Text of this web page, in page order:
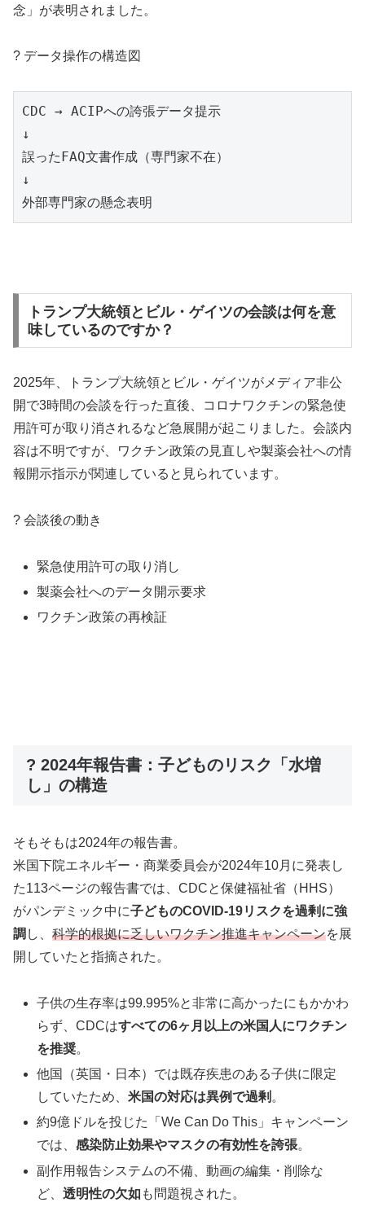
念」が表明されました。
? データ操作の構造図
CDC → ACIPへの誇張データ提示
↓
誤ったFAQ文書作成（専門家不在）
↓
トランプ大統領とビル・ゲイツの会談は何を意
味しているのですか？
2025年、トランプ大統領とビル・ゲイツがメディア非公
開で3時間の会談を行った直後、コロナワクチンの緊急使
用許可が取り消されるなど急展開が起こりました。会談内
容は不明ですが、ワクチン政策の見直しや製薬会社への情
報開示指示が関連していると見られています。
? 会談後の動き
緊急使用許可の取り消し
製薬会社へのデータ開示要求
ワクチン政策の再検証
? 2024年報告書：子どものリスク「水増
し」の構造
そもそもは2024年の報告書。
米国下院エネルギー・商業委員会が2024年10月に発表し
た113ページの報告書では、CDCと保健福祉省（HHS）
がパンデミック中に子どものCOVID-19リスクを過剰に強
調 し、 科学的根拠に乏しいワクチン推進キャンペーンを展
開していたと指摘された。
子供の生存率は99.995%と非常に高かったにもかかわ
らず、CDCはすべての6ヶ月以上の米国人にワクチン
を推奨。
他国（英国・日本）では既存疾患のある子供に限定
していたため、米国の対応は異例で過剰 。
約9億ドルを投じた「We Can Do This」キャンペーン
では、感染防止効果やマスクの有効性を誇張。
副作用報告システムの不備、動画の編集・削除な
ど、透明性の欠如 も問題視された。